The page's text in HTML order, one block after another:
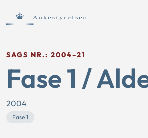
SAGS NR.: 2004-21
Fase 1 /
2004
Fase 1